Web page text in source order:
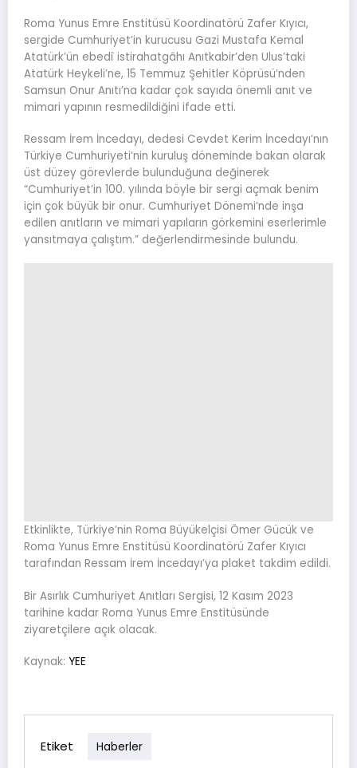
Roma Yunus Emre Enstitüsü Koordinatörü Zafer Kıyıcı,
sergide Cumhuriyet’in kurucusu Gazi Mustafa Kemal
Atatürk’ün ebedî istirahatgâhı Anıtkabir’den Ulus’taki
Atatürk Heykeli’ne, 15 Temmuz Şehitler Köprüsü’nden
Samsun Onur Anıtı’na kadar çok sayıda önemli anıt ve
mimari yapının resmedildiğini ifade etti.
Ressam İrem İncedayı, dedesi Cevdet Kerim İncedayı’nın
Türkiye Cumhuriyeti’nin kuruluş döneminde bakan olarak
üst düzey görevlerde bulunduğuna değinerek
“Cumhuriyet’in 100. yılında böyle bir sergi açmak benim
için çok büyük bir onur. Cumhuriyet Dönemi’nde inşa
edilen anıtların ve mimari yapıların görkemini eserlerimle
yansıtmaya çalıştım.” değerlendirmesinde bulundu.
Etkinlikte, Türkiye’nin Roma Büyükelçisi Ömer Gücük ve
Roma Yunus Emre Enstitüsü Koordinatörü Zafer Kıyıcı
tarafından Ressam İrem İncedayı’ya plaket takdim edildi.
Bir Asırlık Cumhuriyet Anıtları Sergisi, 12 Kasım 2023
tarihine kadar Roma Yunus Emre Enstitüsünde
ziyaretçilere açık olacak.
Kaynak: YEE
Etiket Haberler